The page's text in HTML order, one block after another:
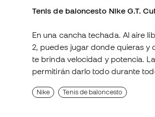
Tenis de baloncesto Nike G.T.
En una cancha techada. Al aire
2, puedes jugar donde quieras y
te brinda velocidad y potencia.
permitirán darlo todo durante
Nike Tenis de baloncesto